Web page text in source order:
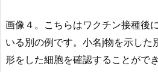
画像４。こちらはワクチン接種後
いる別の例です。小名j物を示した
形をした細胞を確認することができ